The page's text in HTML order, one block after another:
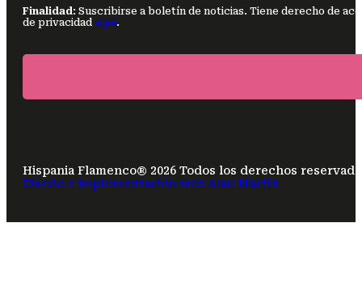
Finalidad : Suscribirse a boletín de noticias. Tiene derecho de
de privacidad aquí.
Hispania Flamenco® 2026 Todos los derechos
Diseño e implementación web Alan Martín